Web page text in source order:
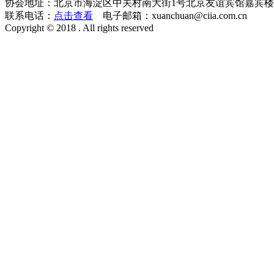
协会地址：北京市海淀区中关村南大街1号北京友谊宾馆嘉宾
联系电话： 点击查看 电子邮箱：xuanchuan@ciia.com.cn
Copyright © 2018 . All rights reserved